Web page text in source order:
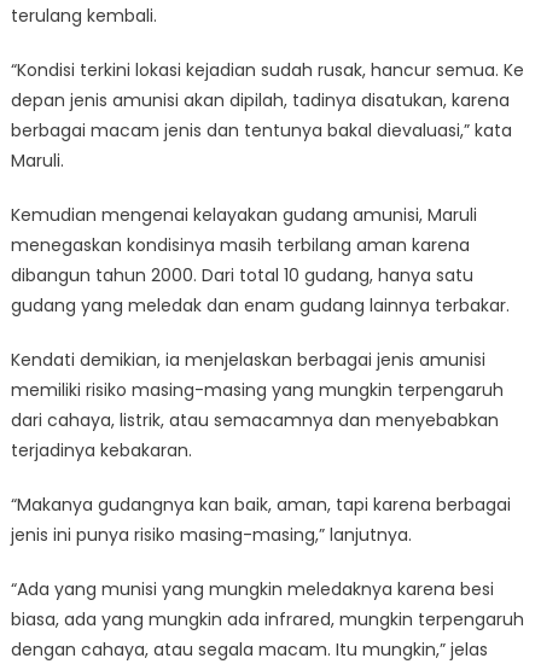
terulang kembali.
“Kondisi terkini lokasi kejadian sudah rusak, hancur semua. Ke
depan jenis amunisi akan dipilah, tadinya disatukan, karena
berbagai macam jenis dan tentunya bakal dievaluasi,” kata
Maruli.
Kemudian mengenai kelayakan gudang amunisi, Maruli
menegaskan kondisinya masih terbilang aman karena
dibangun tahun 2000. Dari total 10 gudang, hanya satu
gudang yang meledak dan enam gudang lainnya terbakar.
Kendati demikian, ia menjelaskan berbagai jenis amunisi
memiliki risiko masing-masing yang mungkin terpengaruh
dari cahaya, listrik, atau semacamnya dan menyebabkan
terjadinya kebakaran.
“Makanya gudangnya kan baik, aman, tapi karena berbagai
jenis ini punya risiko masing-masing,” lanjutnya.
“Ada yang munisi yang mungkin meledaknya karena besi
biasa, ada yang mungkin ada infrared, mungkin terpengaruh
dengan cahaya, atau segala macam. Itu mungkin,” jelas